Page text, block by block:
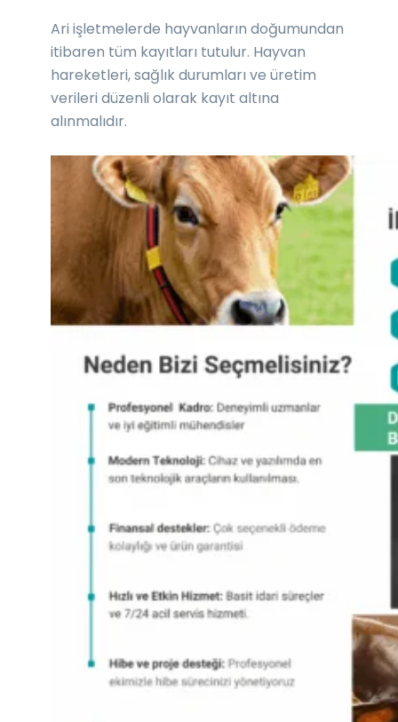
Ari işletmelerde hayvanların doğumundan
itibaren tüm kayıtları tutulur. Hayvan
hareketleri, sağlık durumları ve üretim
verileri düzenli olarak kayıt altına
alınmalıdır.